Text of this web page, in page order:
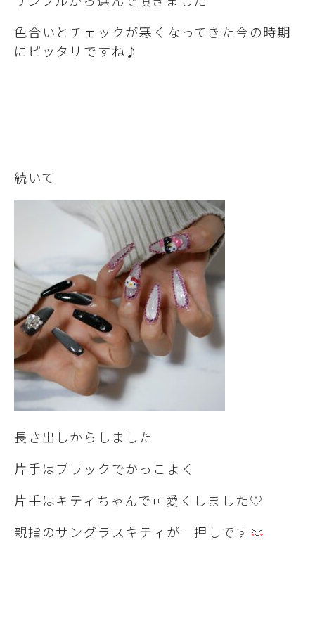
色合いとチェックが寒くなってきた今の時期
にピッタリですね♪
続いて
長さ出しからしました
片手はブラックでかっこよく
片手はキティちゃんで可愛くしました♡
親指のサングラスキティが一押しです